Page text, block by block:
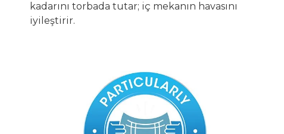
kadarını torbada tutar; iç mekanın havasını
iyileştirir.